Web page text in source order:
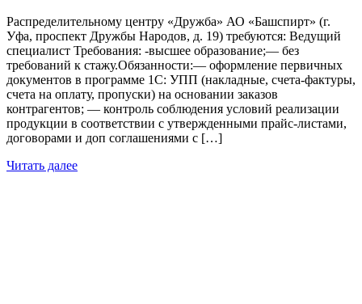
Распределительному центру «Дружба» АО «Башспирт» (г.
Уфа, проспект Дружбы Народов, д. 19) требуются: Ведущий
специалист Требования: -высшее образование;— без
требований к стажу.Обязанности:— оформление первичных
документов в программе 1С: УПП (накладные, счета-фактуры,
счета на оплату, пропуски) на основании заказов
контрагентов; — контроль соблюдения условий реализации
продукции в соответствии с утвержденными прайс-листами,
договорами и доп соглашениями с […]
Читать далее